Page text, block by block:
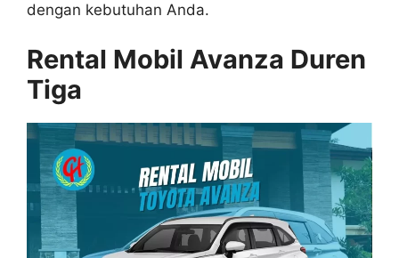
dengan kebutuhan Anda.
Rental Mobil Avanza Duren
Tiga